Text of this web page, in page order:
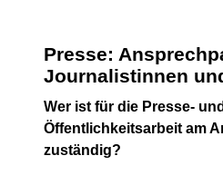
Presse:
Journalistinnen
Wer ist für die Presse- und
Öffentlichkeitsarbeit am
zuständig?